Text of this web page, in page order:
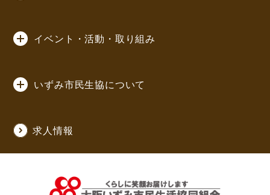
イベント・活動・取り組み
いずみ市民生協について
求人情報